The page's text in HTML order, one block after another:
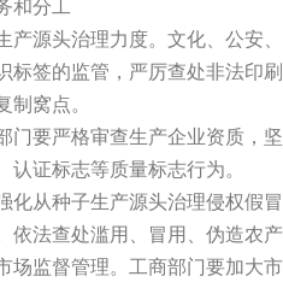
分工
源头治理力度。文化、公安、
标签的监管，严厉查处非法印
制窝点。
要严格审查生产企业资质，坚
认证标志等质量标志行为。
从种子生产源头治理侵权假冒
依法查处滥用、冒用、伪造农
监督管理。工商部门要加大市